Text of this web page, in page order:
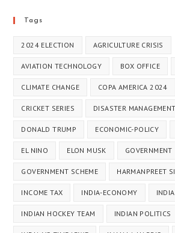
Tags
2024 ELECTION AGRICULTURE CRISIS
AVIATION TECHNOLOGY BOX OFFICE
CLIMATE CHANGE COPA AMERICA 2024
CRICKET SERIES DISASTER MANAGEMENT
DONALD TRUMP ECONOMIC-POLICY
EL NINO ELON MUSK GOVERNMENT
GOVERNMENT SCHEME HARMANPREET
INCOME TAX INDIA-ECONOMY
INDIAN HOCKEY TEAM INDIAN POLITICS